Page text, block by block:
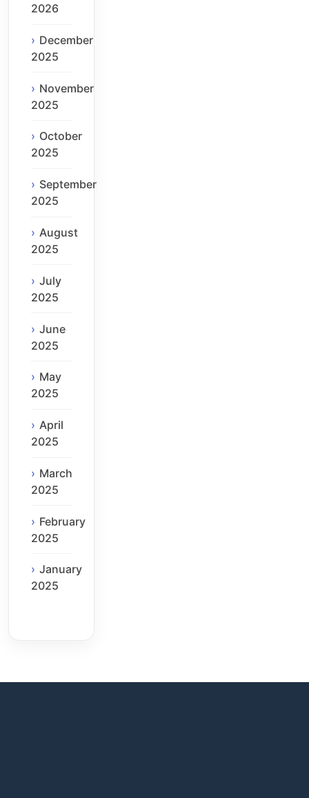
2026
December
2025
November
2025
October
2025
September
2025
August
2025
July
2025
June
2025
May
2025
April
2025
March
2025
February
2025
January
2025